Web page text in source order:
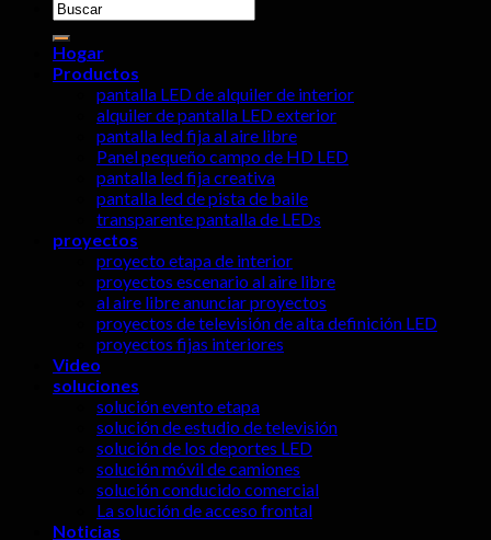
Buscar:
Hogar
Productos
pantalla LED de alquiler de interior
alquiler de pantalla LED exterior
pantalla led fija al aire libre
Panel pequeño campo de HD LED
pantalla led fija creativa
pantalla led de pista de baile
transparente pantalla de LEDs
proyectos
proyecto etapa de interior
proyectos escenario al aire libre
al aire libre anunciar proyectos
proyectos de televisión de alta definición LED
proyectos fijas interiores
Video
soluciones
solución evento etapa
solución de estudio de televisión
solución de los deportes LED
solución móvil de camiones
solución conducido comercial
La solución de acceso frontal
Noticias